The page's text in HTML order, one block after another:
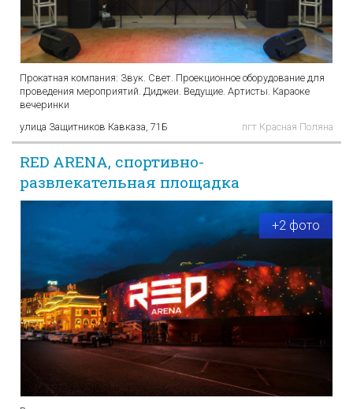
Прокатная компания: Звук. Свет. Проекционное оборудование для
проведения мероприятий. Диджеи. Ведущие. Артисты. Караоке
вечеринки
улица Защитников Кавказа, 71Б
пгт Красная Поляна
RED ARENA, спортивно-
развлекательная площадка
+2 фото